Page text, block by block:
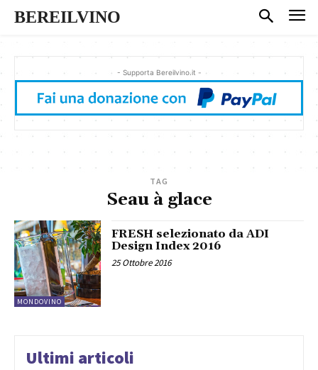
BEREILVINO
- Supporta Bereilvino.it -
TAG
Seau à glace
MONDOVINO
FRESH selezionato da ADI
Design Index 2016
25 Ottobre 2016
Ultimi articoli